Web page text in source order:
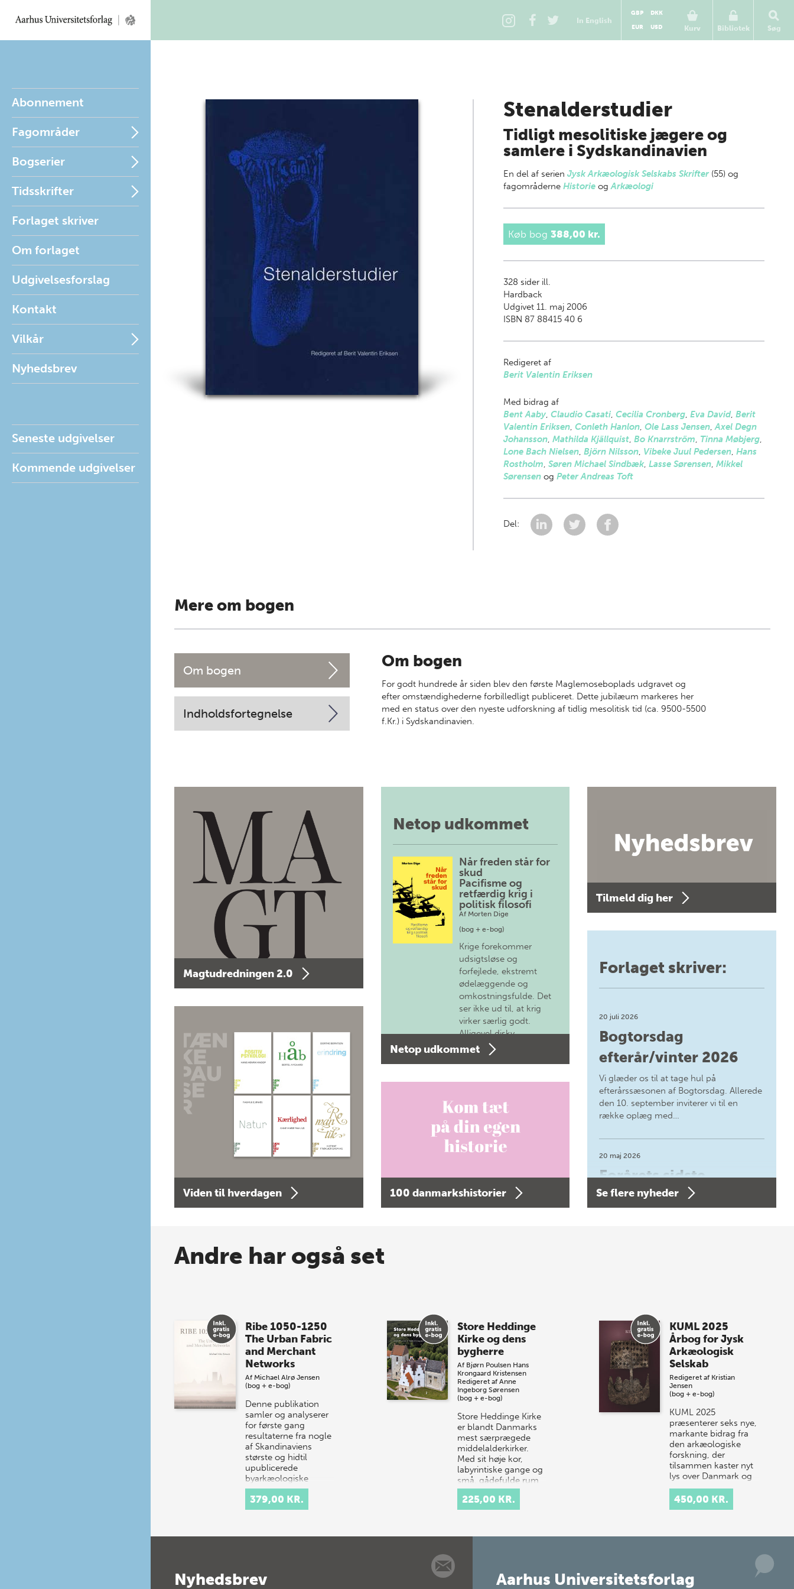
In English
Kurv
GBP
DKK
EUR
USD Bibliotek Søg
Abonnement
Fagområder
Bogserier
Tidsskrifter
Forlaget skriver
Om forlaget
Udgivelsesforslag
Kontakt
Vilkår
Nyhedsbrev
Seneste udgivelser
Kommende udgivelser
Stenalderstudier
Tidligt mesolitiske jægere og
samlere i Sydskandinavien
En del af serien Jysk Arkæologisk Selskabs Skrifter (55) og
fagområderne HistorieogArkæologi
Køb bog 388,00 kr.
328 sider ill.
Hardback
Udgivet 11. maj 2006
ISBN 87 88415 40 6
Redigeret af
Berit Valentin Eriksen
Med bidrag af
Bent Aaby, Claudio Casati, Cecilia Cronberg, Eva David, Berit
Valentin Eriksen, Conleth Hanlon, Ole Lass Jensen,Axel Degn
Johansson, Mathilda Kjällquist, Bo Knarrström, Tinna Møbjerg,
Lone Bach Nielsen, Björn Nilsson, Vibeke Juul Pedersen, Hans
Rostholm, Søren Michael Sindbæk, Lasse Sørensen, Mikkel
Sørensenog Peter Andreas Toft
Del:
Mere om bogen
Om bogen
Indholdsfortegnelse
Om bogen
For godt hundrede år siden blev den første Maglemoseboplads udgravet og
efter omstændighederne forbilledligt publiceret. Dette jubilæum markeres her
med en status over den nyeste udforskning af tidlig mesolitisk tid (ca. 9500-5500
f.Kr.) i Sydskandinavien.
Magtudredningen 2.0
Viden til hverdagen
Netop udkommet
Når freden står for
skud
Pacifisme og
retfærdig krig i
politisk filosofi
Af Morten Dige
(bog + e-bog)
Krige forekommer
udsigtsløse og
forfejlede, ekstremt
ødelæggende og
omkostningsfulde. Det
ser ikke ud til, at krig
virker særlig godt.
Alligevel diskv…
Netop udkommet
100 danmarkshistorier
Tilmeld dig her
Forlaget skriver:
20 juli 2026
Bogtorsdag
efterår/vinter 2026
Vi glæder os til at tage hul på
efterårssæsonen af Bogtorsdag. Allerede
den 10. september inviterer vi til en
række oplæg med…
20 maj 2026
Forårets sidste
Bogtorsdag 11. juni
Spar op til 70% til
sommer-lagersalg!
Vi gentager succesen og inviterer igen i
år til vores store sommer-lagersalg,
så sæt kryds i kalenderen onsdag den
10. j…
Se flere nyheder
Andre har også set
Ribe 1050-1250
The Urban Fabric
and Merchant
Networks
Af Michael Alrø Jensen
(bog + e-bog)
Denne publikation
samler og analyserer
for første gang
resultaterne fra nogle
af Skandinaviens
største og hidtil
upublicerede
byarkæologiske
udgravnin…
379,00 KR.
Store Heddinge
Kirke og dens
bygherre
Af Bjørn Poulsen Hans
Krongaard Kristensen
Redigeret af Anne
Ingeborg Sørensen
(bog + e-bog)
Store Heddinge Kirke
er blandt Danmarks
mest særprægede
middelalderkirker.
Med sit høje kor,
labyrintiske gange og
små, gådefulde rum
samt det ottekan…
225,00 KR.
KUML 2025
Årbog for Jysk
Arkæologisk
Selskab
Redigeret af Kristian
Jensen
(bog + e-bog)
KUML 2025
præsenterer seks nye,
markante bidrag fra
den arkæologiske
forskning, der
tilsammen kaster nyt
lys over Danmark og
Nordens historie.
Årbogen…
450,00 KR.
Nyhedsbrev Aarhus Universitetsforlag